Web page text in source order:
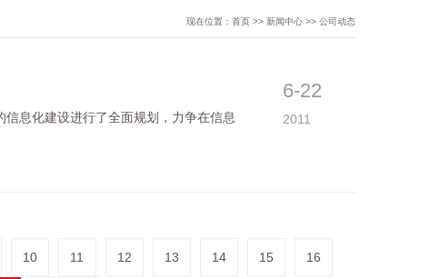
现在位置：首页 >> 新闻中心 >> 公司动态
息化建设进行了全面规划，力争在信息
6-22
2011
10 11 12 13 14 15 16